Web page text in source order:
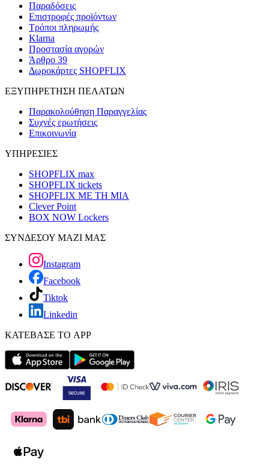
Παραδόσεις
Επιστροφές προϊόντων
Τρόποι πληρωμής
Klarna
Προστασία αγορών
Άρθρο 39
Δωροκάρτες SHOPFLIX
ΕΞΥΠΗΡΕΤΗΣΗ ΠΕΛΑΤΩΝ
Παρακολούθηση Παραγγελίας
Συχνές ερωτήσεις
Επικοινωνία
ΥΠΗΡΕΣΙΕΣ
SHOPFLIX max
SHOPFLIX tickets
SHOPFLIX ΜΕ ΤΗ ΜΙΑ
Clever Point
BOX NOW Lockers
ΣΥΝΔΕΣΟΥ ΜΑΖΙ ΜΑΣ
Instagram
Facebook
Tiktok
Linkedin
ΚΑΤΕΒΑΣΕ ΤΟ APP